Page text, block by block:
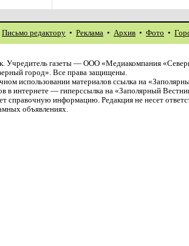
Письмо редактору • Реклама • Архив • Фото •
. Учредитель газеты — ООО «Медиакомпания
город». Все права защищены.
использовании материалов ссылка на
в интернете — гиперссылка на «Заполярный
справочную информацию. Редакция не несет
объявлениях.